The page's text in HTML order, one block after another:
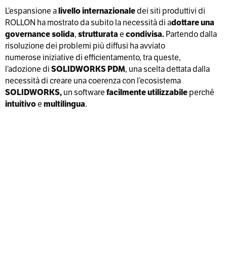
L’espansione alivello internazionaledei siti produttivi di
ROLLON ha mostrato da subito la necessità di adottare una
governance solida,strutturataecondivisa.Partendo dalla
risoluzione dei problemi più diffusi ha avviato
numerose iniziative di efficientamento, tra queste,
l’adozione diSOLIDWORKS PDM, una scelta dettata dalla
necessità di creare una coerenza con l’ecosistema
SOLIDWORKS,un softwarefacilmente utilizzabileperché
intuitivoemultilingua.